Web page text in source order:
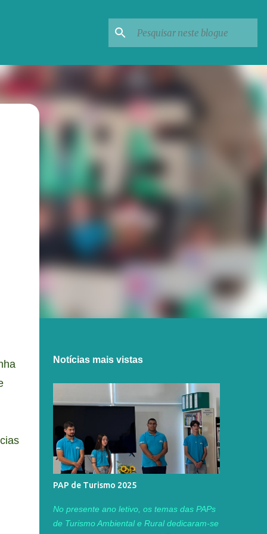
Notícias mais vistas
PAP de Turismo 2025
No presente ano letivo, os temas das PAPs
de Turismo Ambiental e Rural dedicaram-se